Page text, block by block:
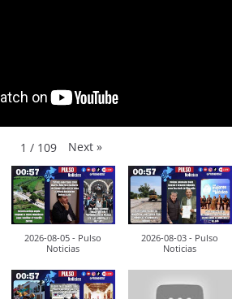
1 / 109 Next »
2026-08-05 - Pulso
Noticias
2026-08-03 - Pulso
Noticias